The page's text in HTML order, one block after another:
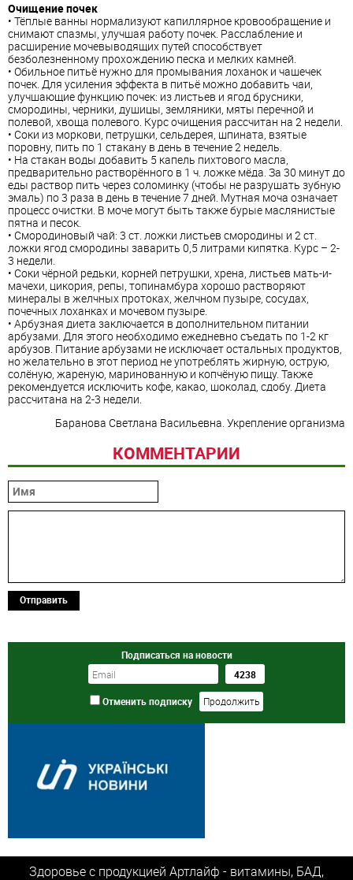
Очищение почек
• Тёплые ванны нормализуют капиллярное кровообращение и
снимают спазмы, улучшая работу почек. Расслабление и
расширение мочевыводящих путей способствует
безболезненному прохождению песка и мелких камней.
• Обильное питьё нужно для промывания лоханок и чашечек
почек. Для усиления эффекта в питьё можно добавить чаи,
улучшающие функцию почек: из листьев и ягод брусники,
смородины, черники, душицы, земляники, мяты перечной и
полевой, хвоща полевого. Курс очищения рассчитан на 2 недели.
• Соки из моркови, петрушки, сельдерея, шпината, взятые
поровну, пить по 1 стакану в день в течение 2 недель.
• На стакан воды добавить 5 капель пихтового масла,
предварительно растворённого в 1 ч. ложке мёда. За 30 минут до
еды раствор пить через соломинку (чтобы не разрушать зубную
эмаль) по 3 раза в день в течение 7 дней. Мутная моча означает
процесс очистки. В моче могут быть также бурые маслянистые
пятна и песок.
• Смородиновый чай: 3 ст. ложки листьев смородины и 2 ст.
ложки ягод смородины заварить 0,5 литрами кипятка. Курс – 2-
3 недели.
• Соки чёрной редьки, корней петрушки, хрена, листьев мать-и-
мачехи, цикория, репы, топинамбура хорошо растворяют
минералы в желчных протоках, желчном пузыре, сосудах,
почечных лоханках и мочевом пузыре.
• Арбузная диета заключается в дополнительном питании
арбузами. Для этого необходимо ежедневно съедать по 1-2 кг
арбузов. Питание арбузами не исключает остальных продуктов,
но желательно в этот период не употреблять жирную, острую,
солёную, жареную, маринованную и копчёную пищу. Также
рекомендуется исключить кофе, какао, шоколад, сдобу. Диета
рассчитана на 2-3 недели.
Баранова Светлана Васильевна. Укрепление организма
КОММЕНТАРИИ
Отправить
Подписаться на новости
Отменить подписку
Здоровье с продукцией Артлайф - витамины, БАД,